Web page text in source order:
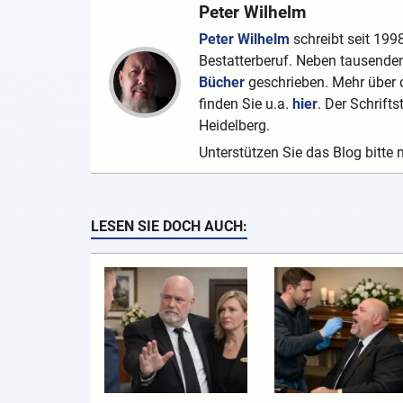
Peter Wilhelm
Peter Wilhelm schreibt seit
Bestatterberuf. Neben
Büchergeschrieben. Mehr über
finden Sie u.a. hier. Der
Heidelberg.
Unterstützen Sie das Blog bitte
LESEN SIE DOCH AUCH: